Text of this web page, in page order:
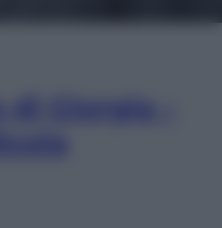
Giorgia –